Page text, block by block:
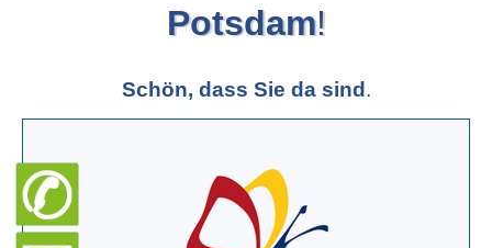
Potsdam!
Schön, dass Sie da sind .